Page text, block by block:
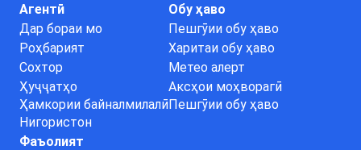
Агентӣ
Дар бораи мо
Роҳбарият
Сохтор
Ҳуҷҷатҳо
Ҳамкории байналмилалӣ
Нигористон
Обу ҳаво
Пешгӯии обу ҳаво
Харитаи обу ҳаво
Метео алерт
Аксҳои моҳворагӣ
Пешгӯии обу ҳаво
Фаъолият